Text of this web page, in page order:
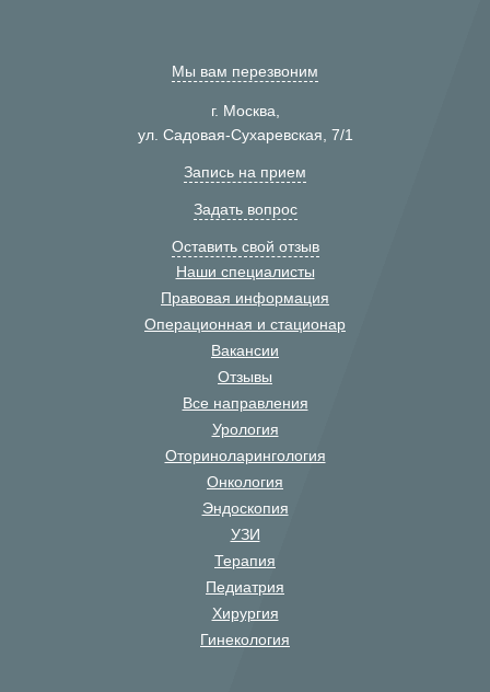
Мы вам перезвоним
г. Москва,
ул. Садовая-Сухаревская, 7/1
Запись на прием
Задать вопрос
Оставить свой отзыв
Наши специалисты
Правовая информация
Операционная и стационар
Вакансии
Отзывы
Все направления
Урология
Оториноларингология
Онкология
Эндоскопия
УЗИ
Терапия
Педиатрия
Хирургия
Гинекология